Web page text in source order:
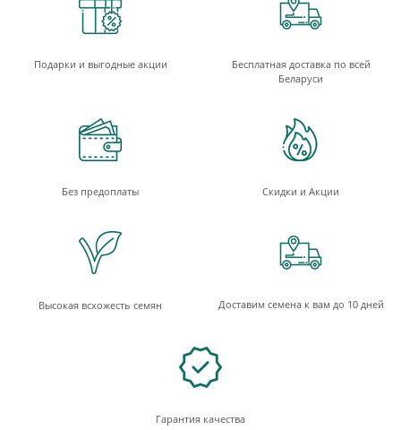
Подарки и выгодные акции
Бесплатная доставка по всей
Беларуси
Без предоплаты Скидки и Акции
Высокая всхожесть семян Доставим семена к вам до 10 дней
Гарантия качества